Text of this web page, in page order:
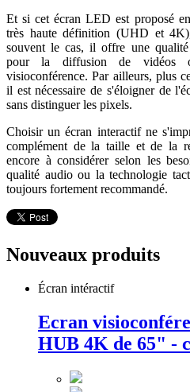
Et si cet écran LED est proposé
très haute définition (UHD et
souvent le cas, il offre une
pour la diffusion de vidéos
visioconférence. Par ailleurs, plus
il est nécessaire de s'éloigner de
sans distinguer les pixels.
Choisir un écran interactif ne
complément de la taille et de la
encore à considérer selon les
qualité audio ou la technologie
toujours fortement recommandé.
Nouveaux produits
Écran intéractif
Ecran
HUB 4K de 65" -